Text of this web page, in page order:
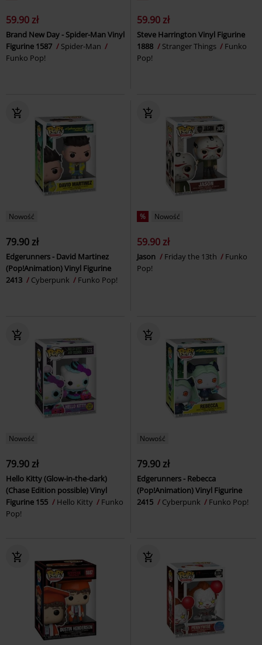
59.90 zł
Brand New Day - Spider-Man Vinyl
Figurine 1587
Spider-Man
Funko Pop!
59.90 zł
Steve Harrington Vinyl Figurine
1888
Stranger Things
Funko
Pop!
Nowość
79.90 zł
Edgerunners - David Martinez
(Pop!Animation) Vinyl Figurine
2413
Cyberpunk Funko Pop!
% Nowość
59.90 zł
Jason Friday the 13th
Funko
Pop!
Nowość
79.90 zł
Hello Kitty (Glow-in-the-dark)
(Chase Edition possible) Vinyl
Figurine 155
Hello Kitty
Funko
Pop!
Nowość
79.90 zł
Edgerunners - Rebecca
(Pop!Animation) Vinyl Figurine
2415
Cyberpunk Funko Pop!